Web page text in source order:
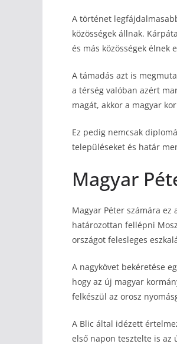
A történet
közösségek állnak.
és más közösségek élnek
A támadás azt is
a térség valóban azért
magát, akkor a magyar
Ez pedig nemcsak
településeket és határ
Magyar
Magyar Péter számára ez
határozottan fellépni
országot felesleges
A nagykövet bekéretése
hogy az új magyar
felkészül az orosz
A Blic által idézett
első napon tesztelte is az